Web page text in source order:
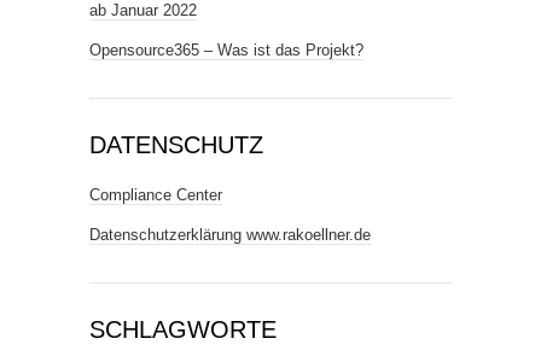
ab Januar 2022
Opensource365 – Was ist das Projekt?
DATENSCHUTZ
Compliance Center
Datenschutzerklärung www.rakoellner.de
SCHLAGWORTE